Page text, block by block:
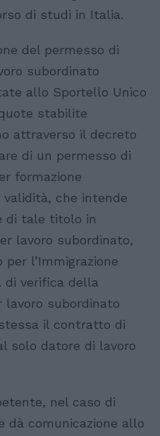
di studi in Italia.
del permesso di
subordinato
allo Sportello Unico
stabilite
attraverso il decreto
di un permesso di
formazione
che intende
di tale titolo in
lavoro subordinato,
l’Immigrazione
di verifica della
lavoro subordinato
il contratto di
solo datore di lavoro
nel caso di
dà comunicazione allo